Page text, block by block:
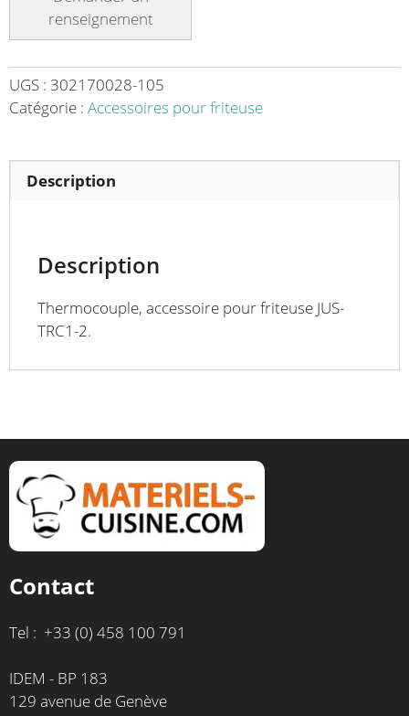
friteuse
JUS-
2
UGS : 302170028-105
Catégorie : Accessoires pour friteuse
Description
Description
Thermocouple, accessoire pour friteuse JUS-
TRC1-2.
Contact
Tel : +33 (0) 458 100 791
IDEM - BP 183
129 avenue de Genève